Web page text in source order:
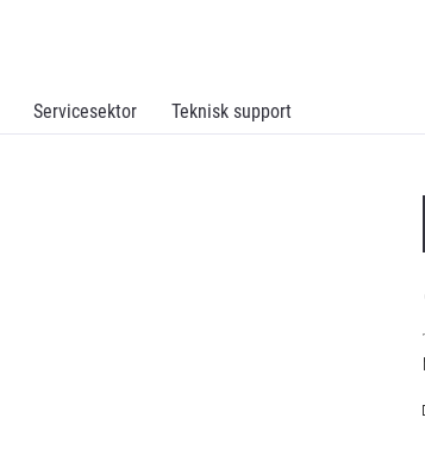
Servicesektor Teknisk support